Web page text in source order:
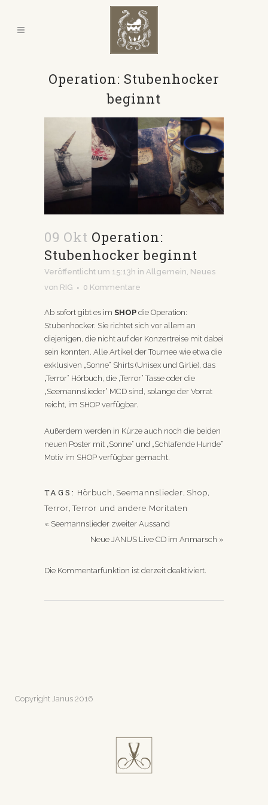
Operation: Stubenhocker
beginnt
09 Okt Operation:
Stubenhocker beginnt
Veröffentlicht um 15:13h in Allgemein Neues
von RIG 0 Kommentare
Ab sofort gibt es im SHOP die Operation:
Stubenhocker. Sie richtet sich vor allem an
diejenigen, die nicht auf der Konzertreise mit dabei
sein konnten. Alle Artikel der Tournee wie etwa die
exklusiven „Sonne“ Shirts (Unisex und Girlie), das
„Terror“ Hörbuch, die „Terror“ Tasse oder die
„Seemannslieder“ MCD sind, solange der Vorrat
reicht, im SHOP verfügbar.
Außerdem werden in Kürze auch noch die beiden
neuen Poster mit „Sonne“ und „Schlafende Hunde“
Motiv im SHOP verfügbar gemacht.
TAGS: Hörbuch , Seemannslieder, Shop,
Terror,Terror und andere Moritaten
« Seemannslieder zweiter Aussand
Neue JANUS Live CD im Anmarsch »
Die Kommentarfunktion ist derzeit deaktiviert.
Copyright Janus 2016